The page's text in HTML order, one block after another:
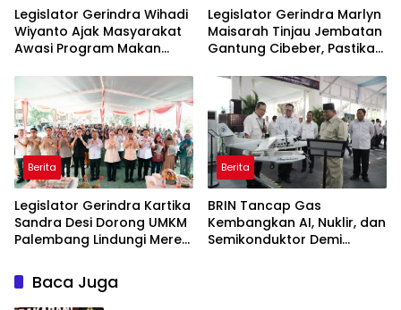
Legislator Gerindra Wihadi
Wiyanto Ajak Masyarakat
Awasi Program Makan
Sasaran
Legislator Gerindra Marlyn
Maisarah Tinjau Jembatan
Gantung Cibeber, Pastikan
Berita
Legislator Gerindra Kartika
Sandra Desi Dorong UMKM
Palembang Lindungi Merek
Berita
BRIN Tancap Gas
Kembangkan AI, Nuklir, dan
Semikonduktor Demi
Baca Juga